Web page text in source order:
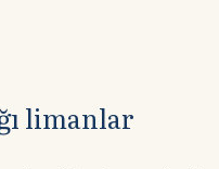
limanlar